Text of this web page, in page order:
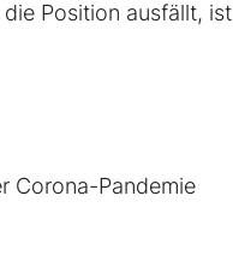
Position ausfällt, ist
Corona-Pandemie